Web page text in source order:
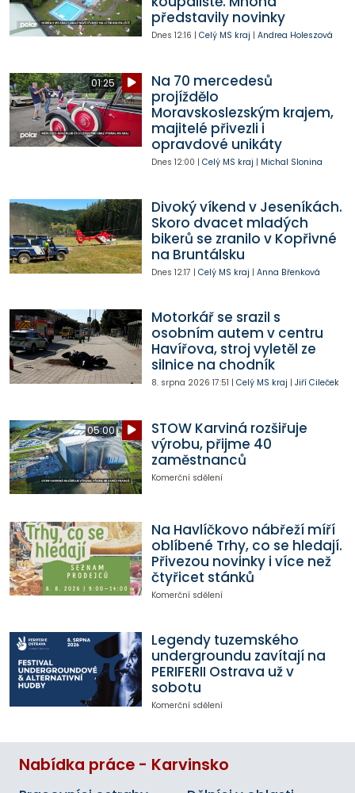
představily novinky
Dnes 12:16 | Celý MS kraj | Andrea Holeszová
01:25
Na 70 mercedesů
projíždělo
Moravskoslezským krajem,
majitelé přivezli i
opravdové unikáty
Dnes 12:00 | Celý MS kraj | Michal Slonina
Divoký víkend v Jeseníkách.
Skoro dvacet mladých
bikerů se zranilo v Kopřivné
na Bruntálsku
Dnes 12:17 | Celý MS kraj | Anna Břenková
Motorkář se srazil s
osobním autem v centru
Havířova, stroj vyletěl ze
silnice na chodník
8. srpna 2026 17:51 | Celý MS kraj | Jiří Cileček
05:00
STOW Karviná rozšiřuje
výrobu, přijme 40
zaměstnanců
Komerční sdělení
Na Havlíčkovo nábřeží míří
oblíbené Trhy, co se hledají.
Přivezou novinky i více než
čtyřicet stánků
Komerční sdělení
Legendy tuzemského
undergroundu zavítají na
PERIFERII Ostrava už v
sobotu
Komerční sdělení
Nabídka práce - Karvinsko